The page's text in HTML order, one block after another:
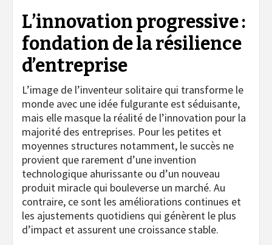
L’innovation progressive :
fondation de la résilience
d’entreprise
L’image de l’inventeur solitaire qui transforme le
monde avec une idée fulgurante est séduisante,
mais elle masque la réalité de l’innovation pour la
majorité des entreprises. Pour les petites et
moyennes structures notamment, le succès ne
provient que rarement d’une invention
technologique ahurissante ou d’un nouveau
produit miracle qui bouleverse un marché. Au
contraire, ce sont les améliorations continues et
les ajustements quotidiens qui génèrent le plus
d’impact et assurent une croissance stable.